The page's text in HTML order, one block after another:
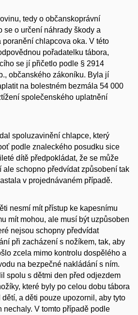
tedy o občanskoprávní
se o určení náhrady škody a
poranění chlapcova oka. V této
pořadatelku tábora,
se jí přičetlo podle § 2914
občanského zákoníku. Byla jí
na bolestném bezmála 54 000
společenského uplatnění
spoluzavinění chlapce, který
podle znaleckého posudku sice
dítě předpokládat, že se může
ale schopno předvídat způsobení tak
v projednávaném případě.
nesmí mít přístup ke kapesnímu
mít mohou, ale musí být uzpůsoben
nejsou schopny předvídat
při zacházení s nožíkem, tak, aby
zcela mimo kontrolu dospělého a
na bezpečné nakládání s ním.
spolu s dětmi den před odjezdem
které byly po celou dobu tábora
a děti pouze upozornil, aby tyto
nechaly. V tomto případě podle